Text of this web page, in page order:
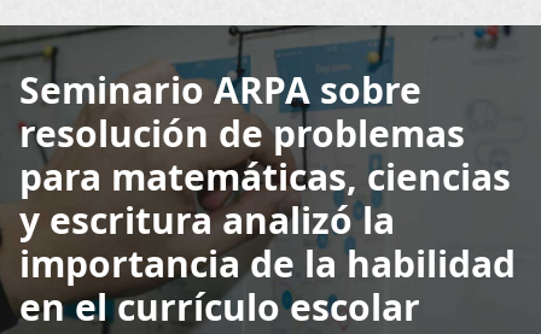
Seminario ARPA sobre
resolución de problemas
para matemáticas, ciencias
y escritura analizó la
importancia de la habilidad
en el currículo escolar